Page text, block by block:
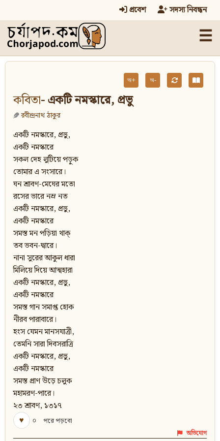
প্রবেশ সদস্য নিবন্ধন
☰
অ+ অ-
কবিতা- একটি নমস্কারে, প্রভু
রবীন্দ্রনাথ ঠাকুর
একটি নমস্কারে, প্রভু,
একটি নমস্কারে
সকল দেহ লুটিয়ে পড়ুক
তোমার এ সংসারে।
ঘন শ্রাবণ-মেঘের মতো
রসের ভারে নম্র নত
একটি নমস্কারে, প্রভু,
একটি নমস্কারে
সমস্ত মন পড়িয়া থাক্‌
তব ভবন-দ্বারে।
নানা সুরের আকুল ধারা
মিলিয়ে দিয়ে আত্মহারা
একটি নমস্কারে, প্রভু,
একটি নমস্কারে
সমস্ত গান সমাপ্ত হোক
নীরব পারাবারে।
হংস যেমন মানসযাত্রী,
তেমনি সারা দিবসরাত্রি
একটি নমস্কারে, প্রভু,
একটি নমস্কারে
সমস্ত প্রাণ উড়ে চলুক
মহামরণ-পারে।
২৩ শ্রাবণ, ১৩১৭
♥
০ পরে পড়বো
অভিযোগ